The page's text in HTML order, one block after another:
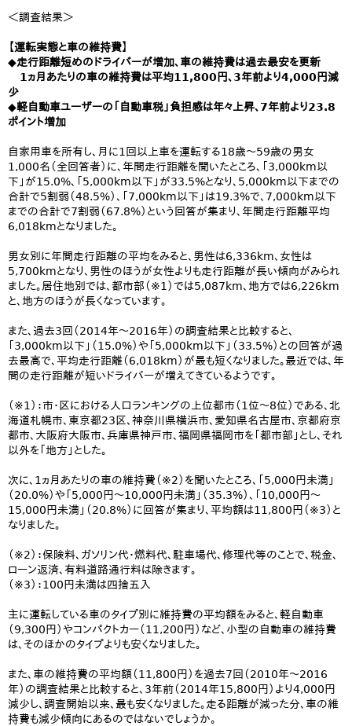
＜調査結果＞
【運転実態と車の維持費】
◆走行距離短めのドライバーが増加、車の維持費は過去最安を更新
1ヵ月あたりの車の維持費は平均11,800円、3年前より4,000円減
少
◆軽自動車ユーザーの「自動車税」負担感は年々上昇、7年前より23.8
ポイント増加
自家用車を所有し、月に1回以上車を運転する18歳～59歳の男女
1,000名（全回答者）に、年間走行距離を聞いたところ、「3,000km以
下」が15.0%、「5,000km以下」が33.5%となり、5,000km以下までの
合計で5割弱（48.5%）、「7,000km以下」は19.3%で、7,000km以下
までの合計で7割弱（67.8%）という回答が集まり、年間走行距離平均
6,018kmとなりました。
男女別に年間走行距離の平均をみると、男性は6,336km、女性は
5,700kmとなり、男性のほうが女性よりも走行距離が長い傾向がみられ
ました。居住地別では、都市部（※1）では5,087km、地方では6,226km
と、地方のほうが長くなっています。
また、過去3回（2014年～2016年）の調査結果と比較すると、
「3,000km以下」（15.0%）や「5,000km以下」（33.5%）との回答が過
去最高で、平均走行距離（6,018km）が最も短くなりました。最近では、年
間の走行距離が短いドライバーが増えてきているようです。
（※1）：市・区における人口ランキングの上位都市（1位～8位）である、北
海道札幌市、東京都23区、神奈川県横浜市、愛知県名古屋市、京都府京
都市、大阪府大阪市、兵庫県神戸市、福岡県福岡市を「都市部」とし、それ
以外を「地方」とした。
次に、1ヵ月あたりの車の維持費（※2）を聞いたところ、「5,000円未満」
（20.0%）や「5,000円～10,000円未満」（35.3%）、「10,000円～
15,000円未満」（20.8%）に回答が集まり、平均額は11,800円（※3）と
なりました。
（※2）：保険料、ガソリン代・燃料代、駐車場代、修理代等のことで、税金、
ローン返済、有料道路通行料は除きます。
（※3）：100円未満は四捨五入
主に運転している車のタイプ別に維持費の平均額をみると、軽自動車
（9,300円）やコンパクトカー（11,200円）など、小型の自動車の維持費
は、そのほかのタイプよりも安くなりました。
また、車の維持費の平均額（11,800円）を過去7回（2010年～2016
年）の調査結果と比較すると、3年前（2014年15,800円）より4,000円
減少し、調査開始以来、最も安くなりました。走る距離が減った分、車の維
持費も減少傾向にあるのではないでしょうか。